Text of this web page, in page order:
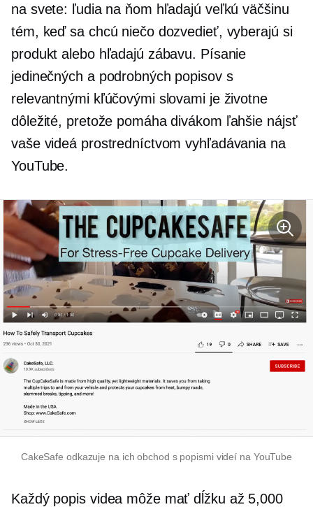
na svete: ľudia na ňom hľadajú veľkú väčšinu
tém, keď sa chcú niečo dozvedieť, vyberajú si
produkt alebo hľadajú zábavu. Písanie
jedinečných a podrobných popisov s
relevantnými kľúčovými slovami je životne
dôležité, pretože pomáha divákom ľahšie nájsť
vaše videá prostredníctvom vyhľadávania na
YouTube.
CakeSafe odkazuje na ich obchod s popismi videí na YouTube
Každý popis videa môže mať dĺžku až 5,000